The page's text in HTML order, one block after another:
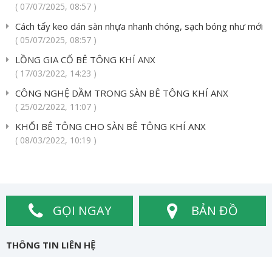
( 07/07/2025, 08:57 )
Cách tẩy keo dán sàn nhựa nhanh chóng, sạch bóng như mới
( 05/07/2025, 08:57 )
LỒNG GIA CỐ BÊ TÔNG KHÍ ANX
( 17/03/2022, 14:23 )
CÔNG NGHỆ DẦM TRONG SÀN BÊ TÔNG KHÍ ANX
( 25/02/2022, 11:07 )
KHỐI BÊ TÔNG CHO SÀN BÊ TÔNG KHÍ ANX
( 08/03/2022, 10:19 )
GỌI NGAY BẢN ĐỒ
THÔNG TIN LIÊN HỆ